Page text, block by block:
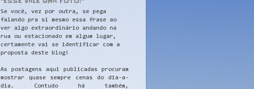
Se você, vez por outra, se pega
falando pra si mesmo essa frase ao
ver algo extraordinário andando na
rua ou estacionado em algum lugar,
certamente vai se identificar com a
proposta deste blog!
As postagens aqui publicadas procuram
mostrar quase sempre cenas do dia-a-
dia. Contudo há também,